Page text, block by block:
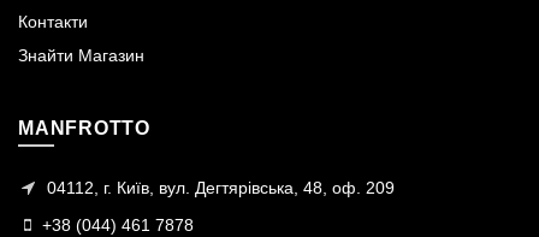
Контакти
Знайти Магазин
MANFROTTO
04112, г. Київ, вул. Дегтярівська, 48, оф. 209
+38 (044) 461 7878